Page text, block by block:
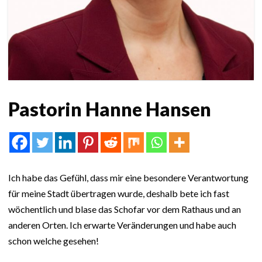
Pastorin Hanne Hansen
Ich habe das Gefühl, dass mir eine besondere Verantwortung
für meine Stadt übertragen wurde, deshalb bete ich fast
wöchentlich und blase das Schofar vor dem Rathaus und an
anderen Orten. Ich erwarte Veränderungen und habe auch
schon welche gesehen!